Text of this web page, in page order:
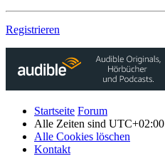
Registrieren
Startseite Forum
Alle Zeiten sind UTC+02:00
Alle Cookies löschen
Kontakt